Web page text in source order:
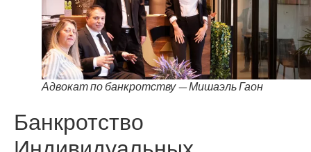
Адвокат по банкротству — Мишаэль Гаон
Банкротство